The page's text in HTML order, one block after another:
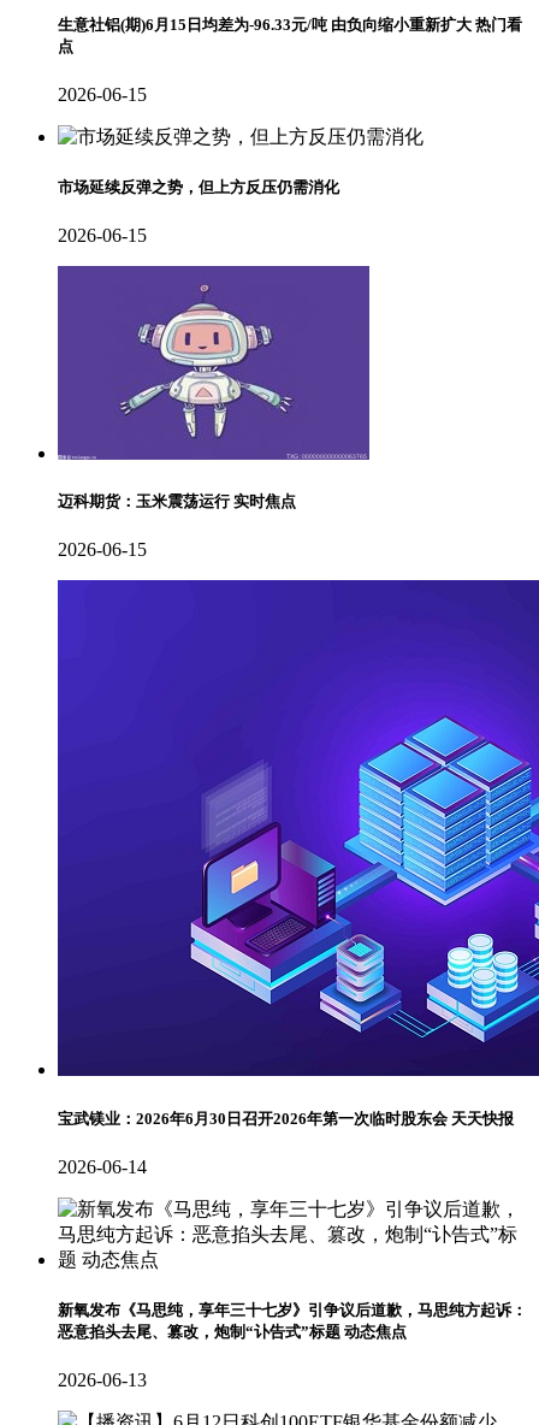
生意社铝(期)6月15日均差为-96.33元/吨 由负向缩小重新扩大 热门看
点
2026-06-15
市场延续反弹之势，但上方反压仍需消化
2026-06-15
迈科期货：玉米震荡运行 实时焦点
2026-06-15
宝武镁业：2026年6月30日召开2026年第一次临时股东会 天天快报
2026-06-14
新氧发布《马思纯，享年三十七岁》引争议后道歉，马思纯方起诉：
恶意掐头去尾、篡改，炮制“讣告式”标题 动态焦点
2026-06-13